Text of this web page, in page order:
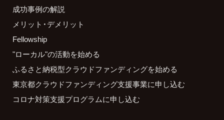
成功事例の解説
メリット・デメリット
Fellowship
"ローカル"の活動を始める
ふるさと納税型クラウドファンディングを始める
東京都クラウドファンディング支援事業に申し込む
コロナ対策支援プログラムに申し込む